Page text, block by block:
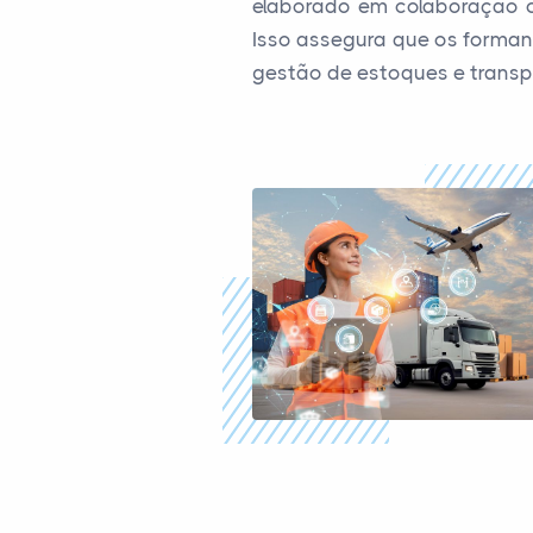
elaborado em colaboração
Isso assegura que os
gestão de estoques e